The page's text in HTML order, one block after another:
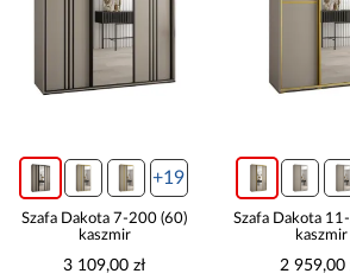
+19
Szafa Dakota 7-200 (60)
kaszmir
3 109,00 zł
Szafa Dakota
kaszmir
2 959,00